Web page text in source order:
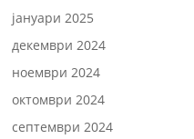
јануари 2025
декември 2024
ноември 2024
октомври 2024
септември 2024